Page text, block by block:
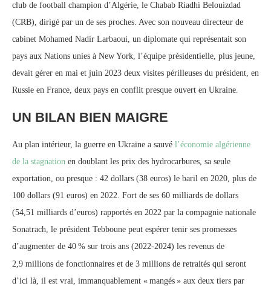
club de football champion d’Algérie, le Chabab Riadhi Belouizdad
(CRB), dirigé par un de ses proches. Avec son nouveau directeur de
cabinet Mohamed Nadir Larbaoui, un diplomate qui représentait son
pays aux Nations unies à New York, l’équipe présidentielle, plus jeune,
devait gérer en mai et juin 2023 deux visites périlleuses du président, en
Russie en France, deux pays en conflit presque ouvert en Ukraine.
UN BILAN BIEN MAIGRE
Au plan intérieur, la guerre en Ukraine a sauvé l’économie algérienne
de la stagnation en doublant les prix des hydrocarbures, sa seule
exportation, ou presque : 42 dollars (38 euros) le baril en 2020, plus de
100 dollars (91 euros) en 2022. Fort de ses 60 milliards de dollars
(54,51 milliards d’euros) rapportés en 2022 par la compagnie nationale
Sonatrach, le président Tebboune peut espérer tenir ses promesses
d’augmenter de 40 % sur trois ans (2022-2024) les revenus de
2,9 millions de fonctionnaires et de 3 millions de retraités qui seront
d’ici là, il est vrai, immanquablement « mangés » aux deux tiers par